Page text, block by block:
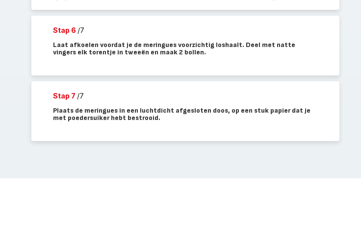
Stap 6 /7
Laat afkoelen voordat je de meringues voorzichtig loshaalt. Deel met natte
vingers elk torentje in tweeën en maak 2 bollen.
Stap 7 /7
Plaats de meringues in een luchtdicht afgesloten doos, op een stuk papier dat je
met poedersuiker hebt bestrooid.